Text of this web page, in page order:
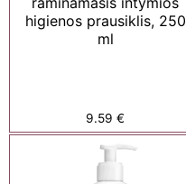
higienos prausiklis, 250
ml
9.59 €